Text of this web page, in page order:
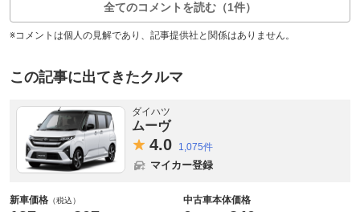
全てのコメントを読む（1件）
※コメントは個人の見解であり、記事提供社と関係はありません。
この記事に出てきたクルマ
ダイハツ
ムーヴ
4.0 1,075件
マイカー登録
新車価格 （税込） 中古車本体価格